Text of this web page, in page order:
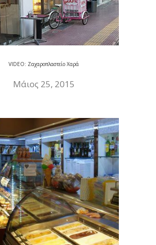
VIDEO: Ζαχαροπλαστείο Χαρά
Μάιος 25, 2015